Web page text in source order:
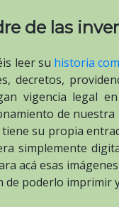
de las
leer su historia
decretos,
vigencia legal
de
su propia
simplemente
acá esas
de poderlo imprimir